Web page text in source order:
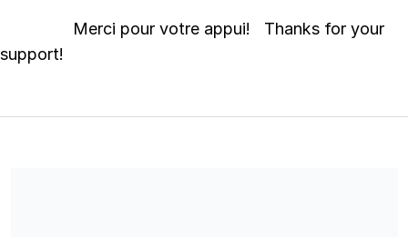
Merci pour votre appui! Thanks for your
support!